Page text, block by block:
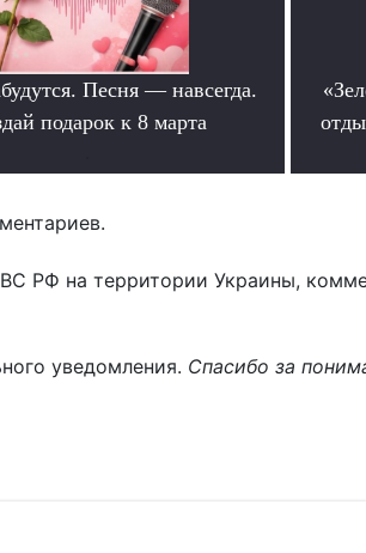
Песня — навсегда.
подарок к 8 марта
РФ на территории Украины,
уведомления. Спасибо за